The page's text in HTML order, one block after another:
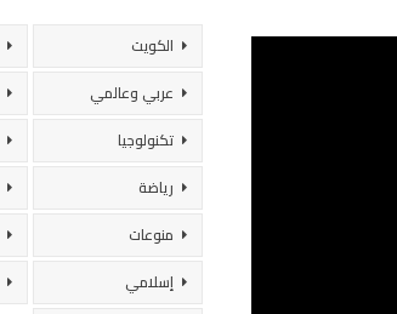
الكويت
عربي وعالمي
تكنولوجيا
رياضة
منوعات
إسلامي